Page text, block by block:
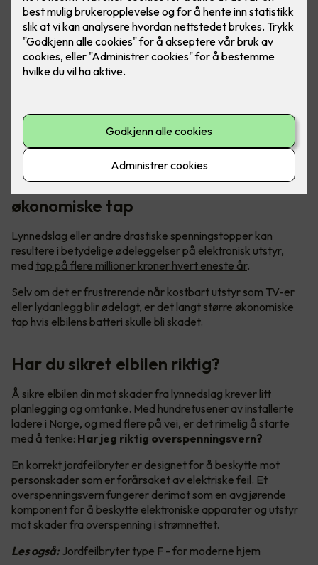
Mange velger å sikre verdifull elektronikk ved hjelp av et
såkalt finvern. Men hva gjør du med elbilen som står og lader
i garasjen?
Lynnedslag kan forårsake store
økonomiske tap
Lynnedslag eller andre drastiske spenningstopper kan
resultere i betydelige ødeleggelser på elektronisk utstyr,
med tap på flere millioner kroner hvert eneste år.
Selv om det er frustrerende når kostbart utstyr som TV-er
eller lydanlegg blir ødelagt, er det langt større økonomiske
tap hvis elbilens batteri skulle bli skadet.
Har du sikret elbilen riktig?
Å sikre elbilen din mot skader fra lynnedslag krever litt
planlegging og omtanke. Med hundretusener av installerte
ladere i Norge, og med flere på vei, er det rimelig å starte
med å tenke: Har jeg riktig overspenningsvern?
En korrekt jordfeilbryter er designet for å beskytte mot
personskader som er forårsaket av elektriske feil. Et
overspenningsvern fungerer derimot som en avgjørende
komponent for å beskytte elektroniske apparater og utstyr
mot skader fra overspenning i strømnettet.
Les også: Jordfeilbryter type F - for moderne hjem